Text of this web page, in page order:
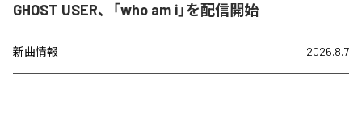
GHOST USER、「who am i」を配信開始
新曲情報 2026.8.7